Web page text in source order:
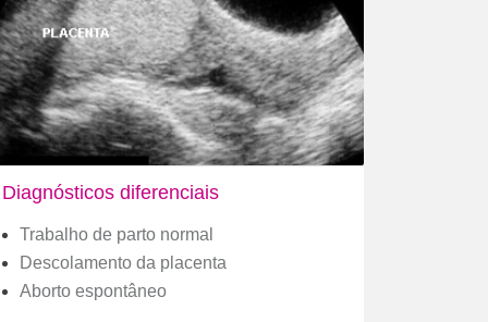
Diagnósticos diferenciais
Trabalho de parto normal
Descolamento da placenta
Aborto espontâneo